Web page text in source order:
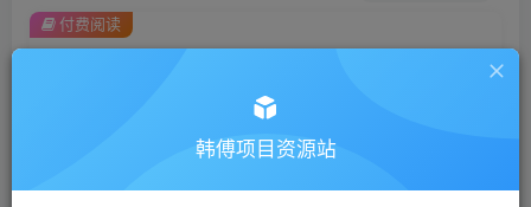
金币9.9金币99
付费阅读
韩傅项目资源站